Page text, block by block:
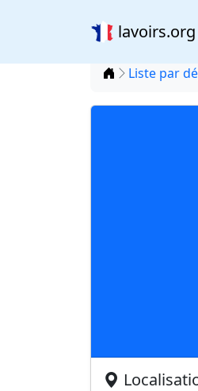
lavoirs.org
Accueil
Liste par